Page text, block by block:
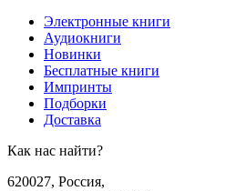
Электронные книги
Аудиокниги
Новинки
Бесплатные книги
Импринты
Подборки
Доставка
Как нас найти?
620027, Россия,